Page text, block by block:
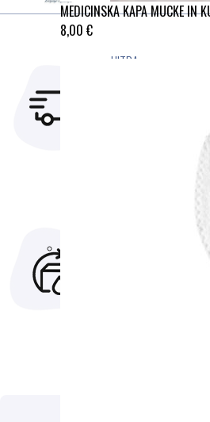
MEDICINSKA KAPA MUCKE IN
8,00 €
HITRA